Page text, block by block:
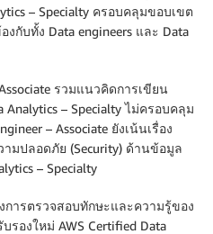
– Specialty ครอบคลุมขอบเขต
กับทั้ง Data engineers และ Data
รวมแนวคิดการเขียน
Analytics – Specialty ไม่ครอบคลุม
– Associate ยังเน้นเรื่อง
ามปลอดภัย (Security) ด้านข้อมูล
– Specialty
ารตรวจสอบทักษะและความรู้ของ
องใหม่ AWS Certified Data